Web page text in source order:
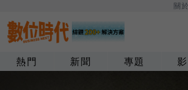
關
熱門 新聞 專題